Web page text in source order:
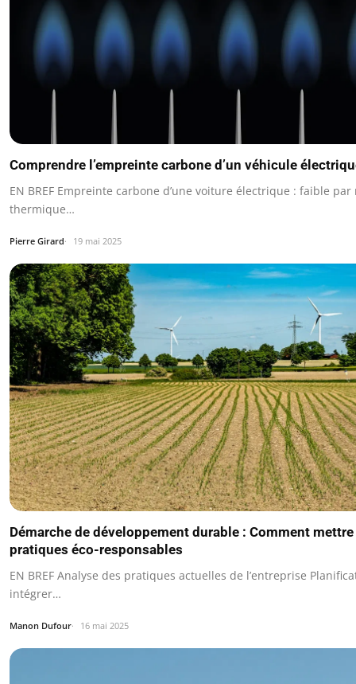
Comprendre l’empreinte carbone d’un véhicule
EN BREF Empreinte carbone d’une voiture électrique : faible
thermique…
Pierre Girard 19 mai 2025
Démarche de développement durable : Comment
pratiques éco-responsables
EN BREF Analyse des pratiques actuelles de l’entreprise
intégrer…
Manon Dufour 16 mai 2025